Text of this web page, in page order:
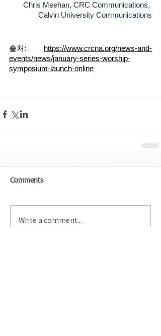
Chris Meehan, CRC Communications,
Calvin University Communications
출처: https://www.crcna.org/news-and-
events/news/january-series-worship-
symposium-launch-online
Comments
Write a comment...